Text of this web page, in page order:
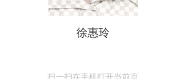
徐惠玲
扫一扫在手机打开当前页